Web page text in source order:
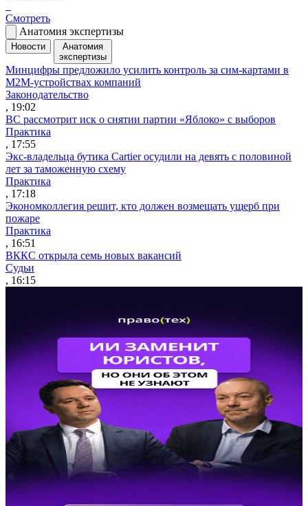
Смотреть
Анатомия экспертизы
Новости
Анатомия
экспертизы
Минцифры предложило усилить контроль за сим-картами в
M2M-устройствах компаний
Законодательство
, 19:02
ВС рассмотрит иск о снятии партии «Яблоко» с выборов
Практика
, 17:55
Экс-владельца бутика Cartier осудили на девять с половиной
лет за таможенную схему
Практика
, 17:18
Экономколлегия решит, кто должен возмещать ущерб при
пожаре
Практика
, 16:51
ВККС открыла семь новых вакансий
Судьи
, 16:15